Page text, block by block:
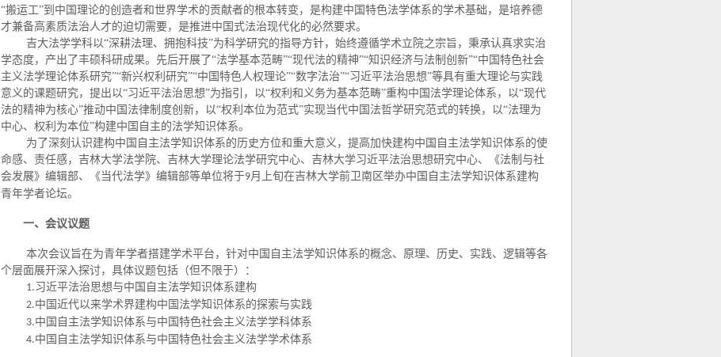
“搬运工”到中国理论的创造者和世界学术的贡献者的根本转变，是构建中国特色法学体系的学术基础，是培养德
才兼备高素质法治人才的迫切需要，是推进中国式法治现代化的必然要求。
吉大法学学科以“深耕法理、拥抱科技”为科学研究的指导方针，始终遵循学术立院之宗旨，秉承认真求实治
学态度，产出了丰硕科研成果。先后开展了“法学基本范畴”“现代法的精神”“知识经济与法制创新”“中国特色社会
主义法学理论体系研究”“新兴权利研究”“中国特色人权理论”“数字法治”“习近平法治思想”等具有重大理论与实践
意义的课题研究，提出以“习近平法治思想”为指引，以“权利和义务为基本范畴”重构中国法学理论体系，以“现代
法的精神为核心”推动中国法律制度创新，以“权利本位为范式”实现当代中国法哲学研究范式的转换，以“法理为
中心、权利为本位”构建中国自主的法学知识体系。
为了深刻认识建构中国自主法学知识体系的历史方位和重大意义，提高加快建构中国自主法学知识体系的使
命感、责任感，吉林大学法学院、吉林大学理论法学研究中心、吉林大学习近平法治思想研究中心、《法制与社
会发展》编辑部、《当代法学》编辑部等单位将于9月上旬在吉林大学前卫南区举办中国自主法学知识体系建构
青年学者论坛。
一、会议议题
本次会议旨在为青年学者搭建学术平台，针对中国自主法学知识体系的概念、原理、历史、实践、逻辑等各
个层面展开深入探讨，具体议题包括（但不限于）：
1.习近平法治思想与中国自主法学知识体系建构
2.中国近代以来学术界建构中国法学知识体系的探索与实践
3.中国自主法学知识体系与中国 特色社会主义法学学科体系
4.中国自主法学知识体系与中国 特色社会主义法学学术体系